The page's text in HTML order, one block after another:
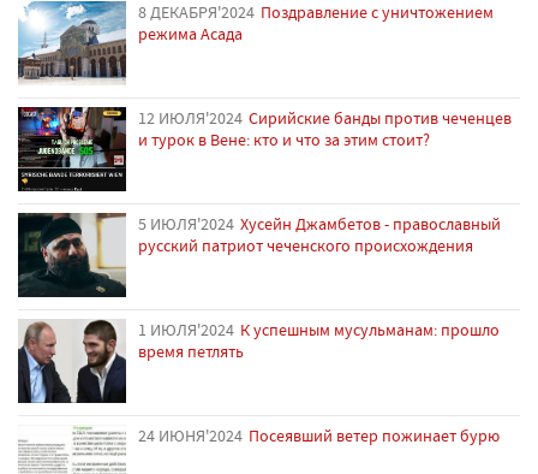
8 ДЕКАБРЯ'2024 Поздравление с уничтожением
режима Асада
12 ИЮЛЯ'2024 Сирийские банды против чеченцев
и турок в Вене: кто и что за этим стоит?
5 ИЮЛЯ'2024 Хусейн Джамбетов - православный
русский патриот чеченского происхождения
1 ИЮЛЯ'2024 К успешным мусульманам: прошло
время петлять
24 ИЮНЯ'2024 Посеявший ветер пожинает бурю